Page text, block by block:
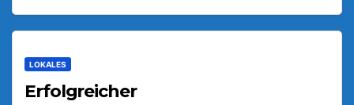
LOKALES
Erfolgreicher